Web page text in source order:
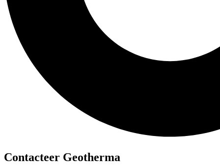
Contacteer Geotherma